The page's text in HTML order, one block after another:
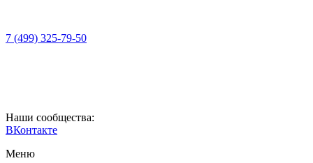
7 (499) 325-79-50
Наши сообщества:
ВКонтакте
Меню